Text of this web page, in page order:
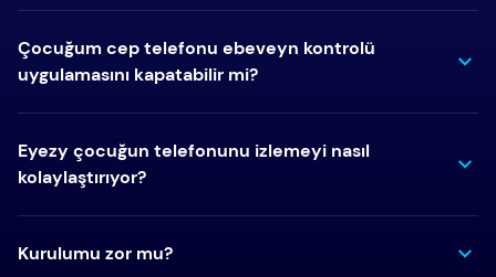
Çocuğum cep telefonu ebeveyn kontrolü
uygulamasını kapatabilir mi?
Eyezy çocuğun telefonunu izlemeyi nasıl
kolaylaştırıyor?
Kurulumu zor mu?